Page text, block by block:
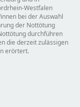
Westfalen
bei der Auswahl
der Nottötung
durchführen
die derzeit zulässigen
erörtert.